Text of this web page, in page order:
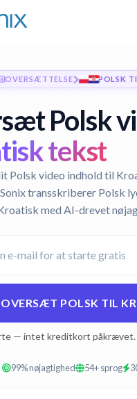
OVERSÆTTELSE POLSK
Polsk
tekst
Polsk video indhold til
transskriberer Polsk
med AI-drevet
OVERSÆT POLSK TIL
— intet kreditkort påkrævet.
99% nøjagtighed 54+ sprog